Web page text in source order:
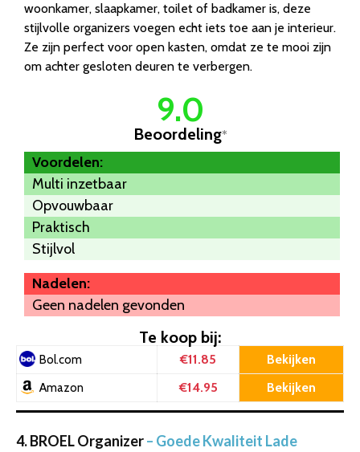
woonkamer, slaapkamer, toilet of badkamer is, deze
stijlvolle organizers voegen echt iets toe aan je interieur.
Ze zijn perfect voor open kasten, omdat ze te mooi zijn
om achter gesloten deuren te verbergen.
9.0
Beoordeling*
Voordelen:
Multi inzetbaar
Opvouwbaar
Praktisch
Stijlvol
Nadelen:
Geen nadelen gevonden
Te koop bij:
Bol.com €11.85 Bekijken
Amazon €14.95 Bekijken
4. BROEL Organizer– Goede Kwaliteit Lade